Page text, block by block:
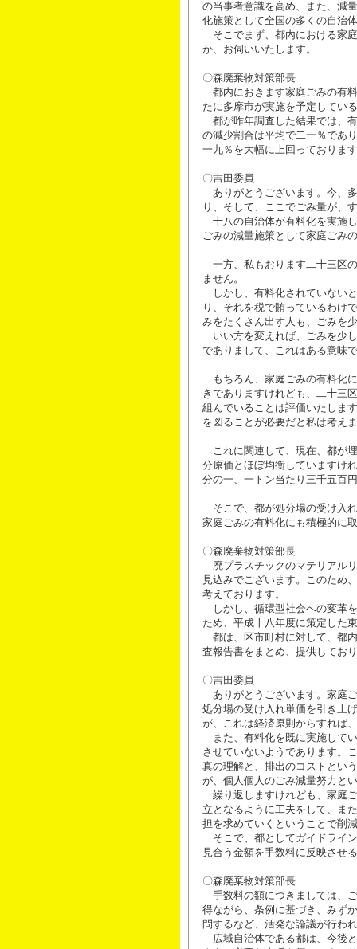
の当事者意識を高め、また、減
化施策として全国の多くの自治
そこでまず、都内における家
か、お伺いいたします。
〇森廃棄物対策部長
都内におきます家庭ごみの有
たに多摩市が実施を予定してい
都が昨年調査した結果では、
の減少割合は平均で二一％であ
一九％を大幅に上回っておりま
〇吉田委員
ありがとうございます。今、
り、そして、ここでごみ量が、
十八の自治体が有料化を実施
ごみの減量施策として家庭ごみ
一方、私もおります二十三区
ません。
しかし、有料化されていない
り、それを税で賄っているわけ
みをたくさん出す人も、ごみを
いい方を変えれば、ごみを少
でありまして、これはある意味
もちろん、家庭ごみの有料化
きでありますけれども、二十三
組んでいることは評価いたしま
を図ることが必要だと私は考え
これに関連して、現在、都が
分原価とほぼ均衡していますけ
分の一、一トン当たり三千五百
そこで、都が処分場の受け入
家庭ごみの有料化にも積極的に
〇森廃棄物対策部長
廃プラスチックのマテリアル
見込みでございます。このため
考えております。
しかし、循環型社会への変革
ため、平成十八年度に策定した
都は、区市町村に対して、都
査報告書をまとめ、提供してお
〇吉田委員
ありがとうございます。家庭
処分場の受け入れ単価を引き上
が、これは経済原則からすれば
また、有料化を既に実施して
させていないようであります。
真の理解と、排出のコストとい
が、個人個人のごみ減量努力と
繰り返しますけれども、家庭
立となるように工夫をして、ま
担を求めていくということで削
そこで、都としてガイドライ
見合う金額を手数料に反映させ
〇森廃棄物対策部長
手数料の額につきましては、
得ながら、条例に基づき、みず
問するなど、活発な論議が行わ
広域自治体である都は、今後